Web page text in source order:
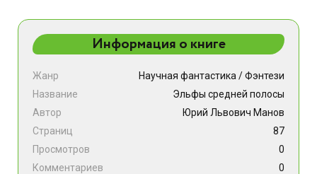
Информация о книге
Жанр Научная фантастика /Фэнтези
Название
Эльфы средней полосы
Автор
Юрий Львович Манов
Страниц
87
Просмотров
0
Комментариев
0